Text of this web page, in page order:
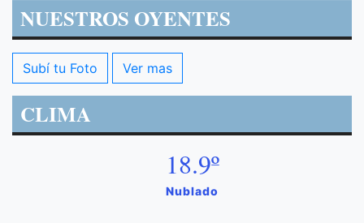
NUESTROS OYENTES
Subí tu Foto Ver mas
CLIMA
18.9º
Nublado